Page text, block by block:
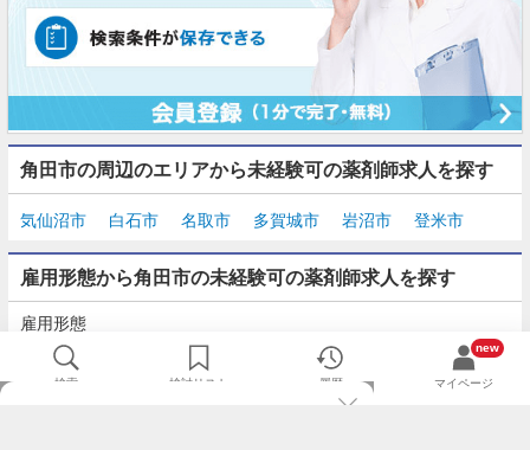
角田市の周辺のエリアから未経験可の薬剤師求人を探す
気仙沼市 白石市 名取市 多賀城市 岩沼市 登米市
雇用形態から角田市の未経験可の薬剤師求人を探す
雇用形態
正社員
派遣 パート・アルバイト
検索 検討リスト 履歴
new
マイページ